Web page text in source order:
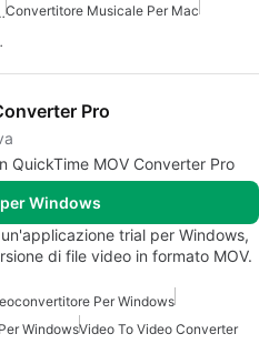
Per MacConvertitore Musicale Per Mac
Mac
Pro
QuickTime MOV Converter Pro
Windows
trial per Windows,
di file video in formato MOV.
Per Windows
WindowsVideo To Video Converter